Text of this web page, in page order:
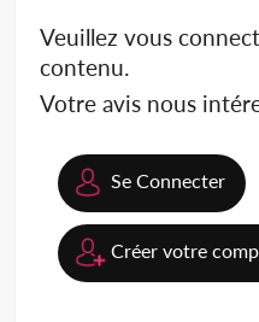
Veuillez vous
contenu.
Votre avis nous
Se Connecter
Créer votre